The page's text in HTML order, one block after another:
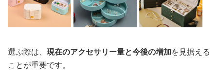
選ぶ際は、 現在のアクセサリー量と今後の増加を見据える
ことが重要です。